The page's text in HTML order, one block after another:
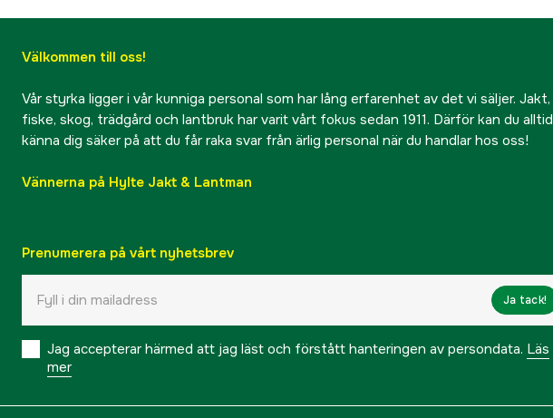
Välkommen till oss!
Vår styrka ligger i vår kunniga personal som har lång erfarenhet av det vi säljer. Jakt,
fiske, skog, trädgård och lantbruk har varit vårt fokus sedan 1911. Därför kan du alltid
känna dig säker på att du får raka svar från ärlig personal när du handlar hos oss!
Vännerna på Hylte Jakt & Lantman
Prenumerera på vårt nyhetsbrev
Ja tack!
Jag accepterar härmed att jag läst och förstått hanteringen av persondata. Läs
mer